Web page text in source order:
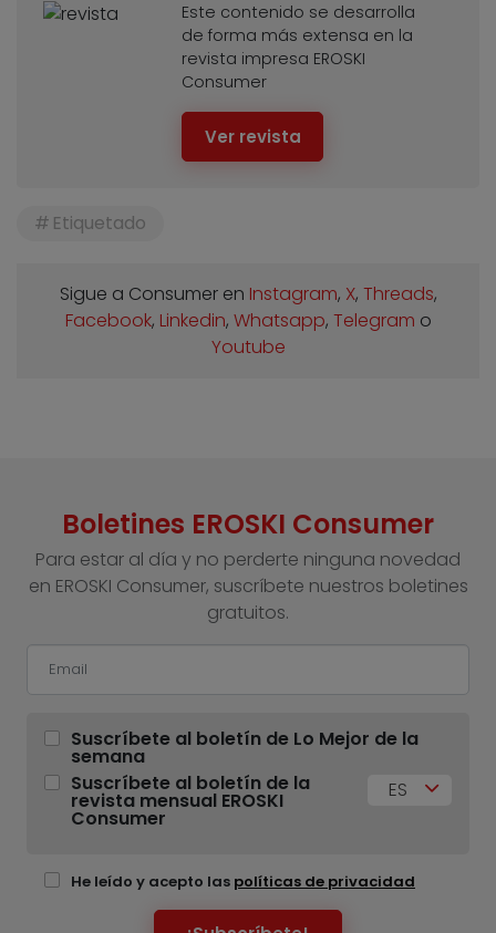
Este contenido se desarrolla
de forma más extensa en la
revista impresa EROSKI
Consumer
Ver revista
Etiquetado
Sigue a Consumer en Instagram, X, Threads,
Facebook, Linkedin, Whatsapp, Telegram o
Youtube
Boletines EROSKI Consumer
Para estar al día y no perderte ninguna novedad
en EROSKI Consumer, suscríbete nuestros boletines
gratuitos.
Suscríbete al boletín de Lo Mejor de la
semana
Suscríbete al boletín de la
revista mensual EROSKI
Consumer
ES
He leído y acepto las políticas de privacidad